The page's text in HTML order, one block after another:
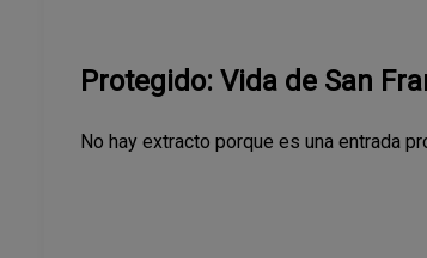
Protegido: Vida de San
No hay extracto porque es una entrada